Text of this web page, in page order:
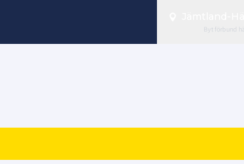
Byt förbund här